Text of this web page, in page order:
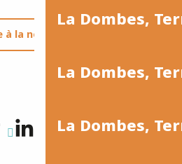
La Dombes,
La Dombes,
La Dombes,
à la newsletter